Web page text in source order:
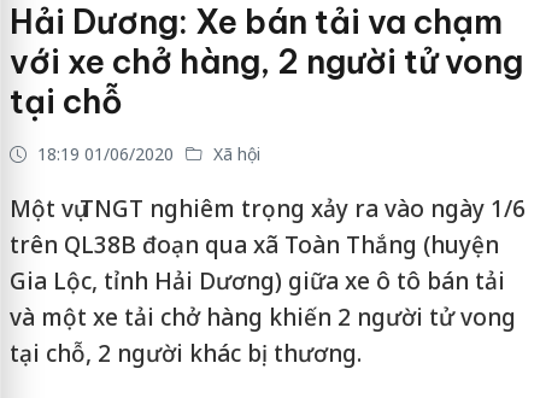
Hải Dương: Xe bán tải va chạm
với xe chở hàng, 2 người tử vong
tại chỗ
18:19 01/06/2020 Xã hội
Một vụ TNGT nghiêm trọng xảy ra vào ngày 1/6
trên QL38B đoạn qua xã Toàn Thắng (huyện
Gia Lộc, tỉnh Hải Dương) giữa xe ô tô bán tải
và một xe tải chở hàng khiến 2 người tử vong
tại chỗ, 2 người khác bị thương.